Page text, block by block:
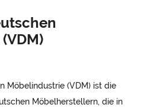
Möbelindustrie (VDM) ist die
Möbelherstellern, die in